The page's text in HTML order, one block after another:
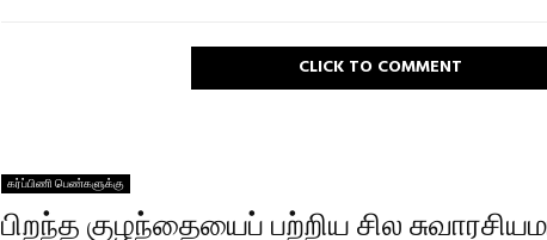
CLICK TO COMMENT
கர்ப்பிணி பெண்களுக்கு
பிறந்த குழந்தையைப் பற்றிய சில